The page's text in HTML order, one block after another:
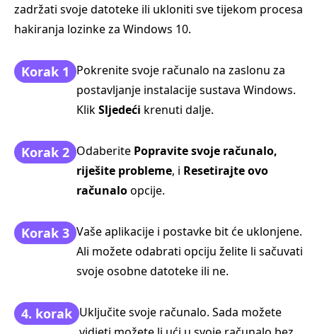
zadržati svoje datoteke ili ukloniti sve tijekom procesa
hakiranja lozinke za Windows 10.
Korak 1 Pokrenite svoje računalo na zaslonu za
postavljanje instalacije sustava Windows.
KlikSljedeći krenuti dalje.
Korak 2 Odaberite Popravite svoje računalo,
riješite probleme, i Resetirajte ovo
računaloopcije.
Korak 3 Vaše aplikacije i postavke bit će uklonjene.
Ali možete odabrati opciju želite li sačuvati
svoje osobne datoteke ili ne.
4. korak Uključite svoje računalo. Sada možete